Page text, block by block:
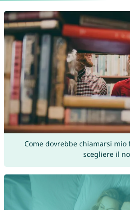
Come dovrebbe chiamarsi mio
scegliere il